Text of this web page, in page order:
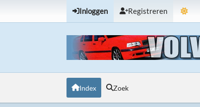
Inloggen Registreren
Index Zoek